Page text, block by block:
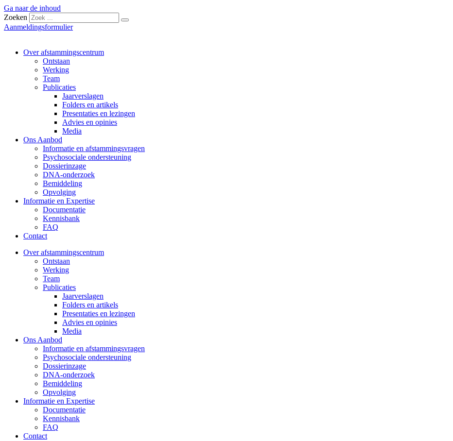
Ga naar de inhoud
Zoeken
Aanmeldingsformulier
Over afstammingscentrum
Ontstaan
Werking
Team
Publicaties
Jaarverslagen
Folders en artikels
Presentaties en lezingen
Advies en opinies
Media
Ons Aanbod
Informatie en afstammingsvragen
Psychosociale ondersteuning
Dossierinzage
DNA-onderzoek
Bemiddeling
Opvolging
Informatie en Expertise
Documentatie
Kennisbank
FAQ
Contact
Over afstammingscentrum
Ontstaan
Werking
Team
Publicaties
Jaarverslagen
Folders en artikels
Presentaties en lezingen
Advies en opinies
Media
Ons Aanbod
Informatie en afstammingsvragen
Psychosociale ondersteuning
Dossierinzage
DNA-onderzoek
Bemiddeling
Opvolging
Informatie en Expertise
Documentatie
Kennisbank
FAQ
Contact